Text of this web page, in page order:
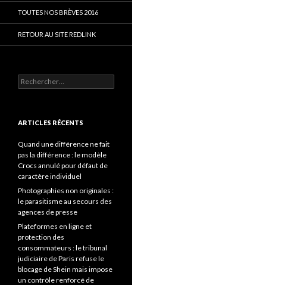
TOUTES NOS BRÈVES 2016
RETOUR AU SITE REDLINK
Rechercher :
ARTICLES RÉCENTS
Quand une différence ne fait
pas la différence : le modèle
Crocs annulé pour défaut de
caractère individuel
Photographies non originales :
le parasitisme au secours des
agences de presse
Plateformes en ligne et
protection des
consommateurs : le tribunal
judiciaire de Paris refuse le
blocage de Shein mais impose
un contrôle renforcé de